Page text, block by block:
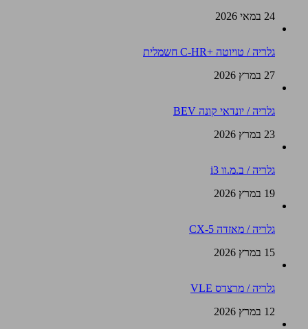
24 במאי 2026
גלריה / טויוטה +C-HR חשמלית
27 במרץ 2026
גלריה / יונדאי קונה BEV
23 במרץ 2026
גלריה / ב.מ.וו i3
19 במרץ 2026
גלריה / מאזדה CX-5
15 במרץ 2026
גלריה / מרצדס VLE
12 במרץ 2026